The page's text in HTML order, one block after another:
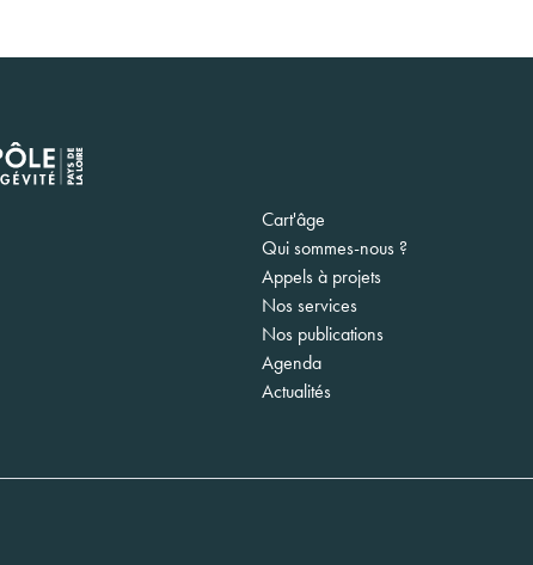
Navigation
principale
Cart'âge
Qui sommes-nous ?
Appels à projets
Nos services
Nos publications
Agenda
Actualités